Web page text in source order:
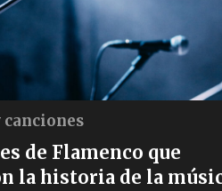
canciones
de Flamenco que
la historia de la